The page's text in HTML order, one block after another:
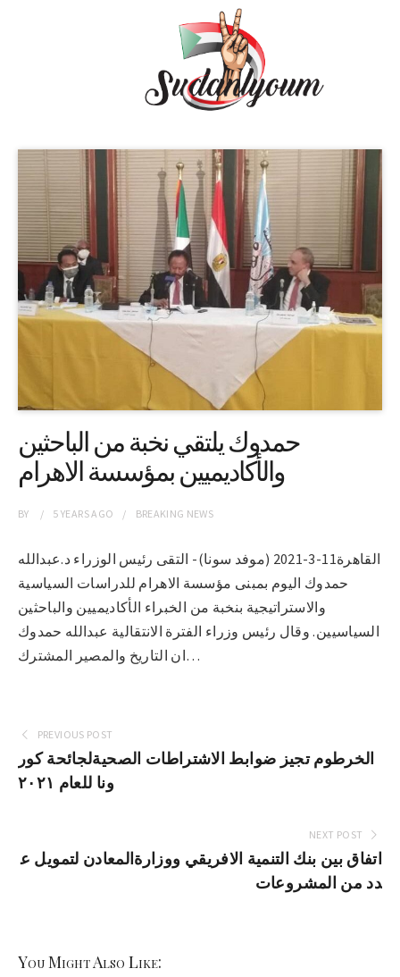
حمدوك يلتقي نخبة من الباحثين
والأكاديميين بمؤسسة الاهرام
BY 5 YEARSAGO BREAKING NEWS
القاهرة11-3-2021 (موفد سونا)- التقى رئيس الوزراء د.عبدالله
حمدوك اليوم بمبنى مؤسسة الاهرام للدراسات السياسية
والاستراتيجية بنخبة من الخبراء الأكاديميين والباحثين
السياسيين. وقال رئيس وزراء الفترة الانتقالية عبدالله حمدوك
ان التاريخ والمصير المشترك…
PREVIOUS POST
الخرطوم تجيز ضوابط الاشتراطات الصحيةلجائحة كور
ونا للعام ٢٠٢١
NEXT POST
اتفاق بين بنك التنمية الافريقي ووزارةالمعادن لتمويل ع
دد من المشروعات
You Might Also Like: